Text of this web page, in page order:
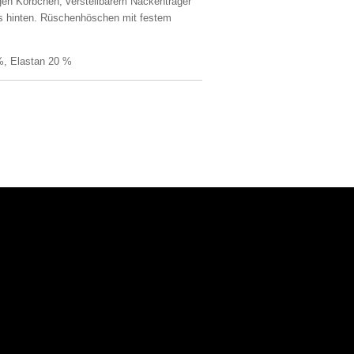
Rüschenhöschen mit festem
Elastan 20 %